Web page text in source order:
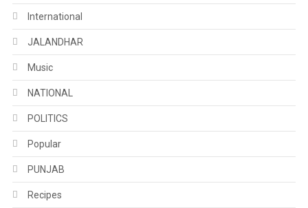
International
JALANDHAR
Music
NATIONAL
POLITICS
Popular
PUNJAB
Recipes